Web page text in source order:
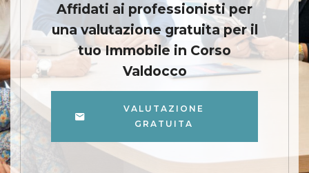
Affidati ai professionisti per
una valutazione gratuita per il
tuo Immobile in Corso
Valdocco
VALUTAZIONE
GRATUITA